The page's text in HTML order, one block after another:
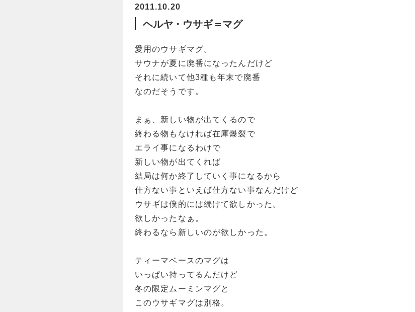
2011.10.20
ヘルヤ・ウサギ＝マグ
愛用のウサギマグ。
サウナが夏に廃番になったんだけど
それに続いて他3種も年末で廃番
なのだそうです。
まぁ、新しい物が出てくるので
終わる物もなければ在庫爆裂で
エライ事になるわけで
新しい物が出てくれば
結局は何か終了していく事になるから
仕方ない事といえば仕方ない事なんだけど
ウサギは僕的には続けて欲しかった。
欲しかったなぁ。
終わるなら新しいのが欲しかった。
ティーマベースのマグは
いっぱい持ってるんだけど
冬の限定ムーミンマグと
このウサギマグは別格。